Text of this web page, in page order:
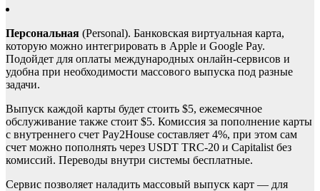
Персональная (Personal). Банковская виртуальная карта,
которую можно интегрировать в Apple и Google Pay.
Подойдет для оплаты международных онлайн-сервисов и
удобна при необходимости массового выпуска под разные
задачи.
Выпуск каждой карты будет стоить $5, ежемесячное
обслуживание также стоит $5. Комиссия за пополнение карты
с внутреннего счет Pay2House составляет 4%, при этом сам
счет можно пополнять через USDT TRC-20 и Capitalist без
комиссий. Переводы внутри системы бесплатные.
Сервис позволяет наладить массовый выпуск карт — для